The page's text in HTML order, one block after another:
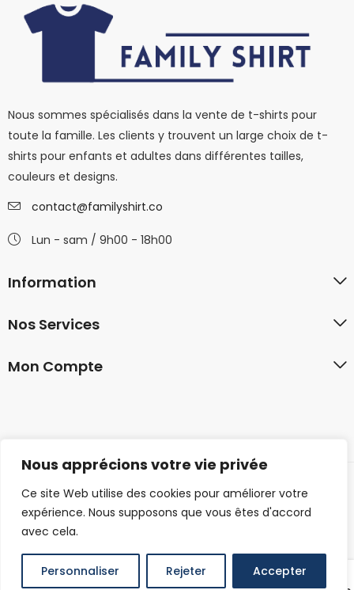
Nous apprécions votre vie privée
Ce site Web utilise des cookies pour améliorer votre
expérience. Nous supposons que vous êtes d'accord
avec cela.
Personnaliser Rejeter Accepter
Nous sommes spécialisés dans la vente de t-shirts pour
toute la famille. Les clients y trouvent un large choix de t-
shirts pour enfants et adultes dans différentes tailles,
couleurs et designs.
contact@familyshirt.co
Lun - sam / 9h00 - 18h00
Information
Nos Services
Mon Compte
© 2026 familyshirt.co. Tous droits réservés.
0